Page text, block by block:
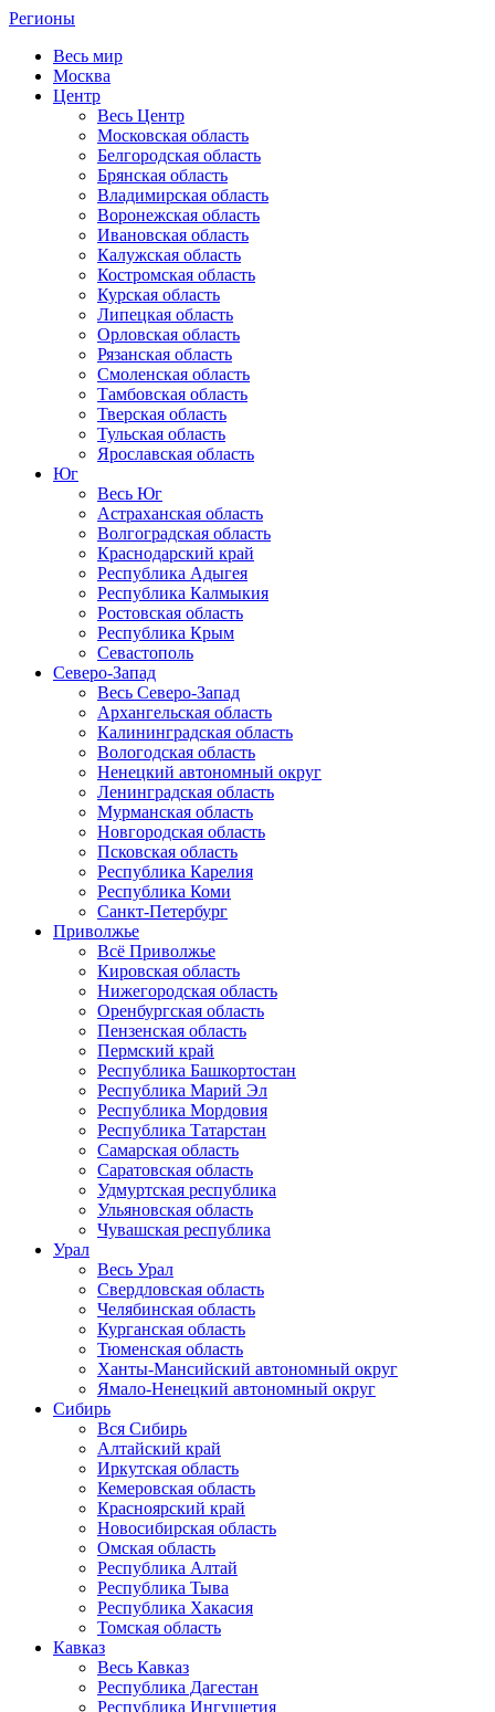
Регионы
Весь мир
Москва
Центр
Весь Центр
Московская область
Белгородская область
Брянская область
Владимирская область
Воронежская область
Ивановская область
Калужская область
Костромская область
Курская область
Липецкая область
Орловская область
Рязанская область
Смоленская область
Тамбовская область
Тверская область
Тульская область
Ярославская область
Юг
Весь Юг
Астраханская область
Волгоградская область
Краснодарский край
Республика Адыгея
Республика Калмыкия
Ростовская область
Республика Крым
Севастополь
Северо-Запад
Весь Северо-Запад
Архангельская область
Калининградская область
Вологодская область
Ненецкий автономный округ
Ленинградская область
Мурманская область
Новгородская область
Псковская область
Республика Карелия
Республика Коми
Санкт-Петербург
Приволжье
Всё Приволжье
Кировская область
Нижегородская область
Оренбургская область
Пензенская область
Пермский край
Республика Башкортостан
Республика Марий Эл
Республика Мордовия
Республика Татарстан
Самарская область
Саратовская область
Удмуртская республика
Ульяновская область
Чувашская республика
Урал
Весь Урал
Свердловская область
Челябинская область
Курганская область
Тюменская область
Ханты-Мансийский автономный округ
Ямало-Ненецкий автономный округ
Сибирь
Вся Сибирь
Алтайский край
Иркутская область
Кемеровская область
Красноярский край
Новосибирская область
Омская область
Республика Алтай
Республика Тыва
Республика Хакасия
Томская область
Кавказ
Весь Кавказ
Республика Дагестан
Республика Ингушетия